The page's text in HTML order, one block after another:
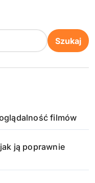
Szukaj
filmów
ją poprawnie